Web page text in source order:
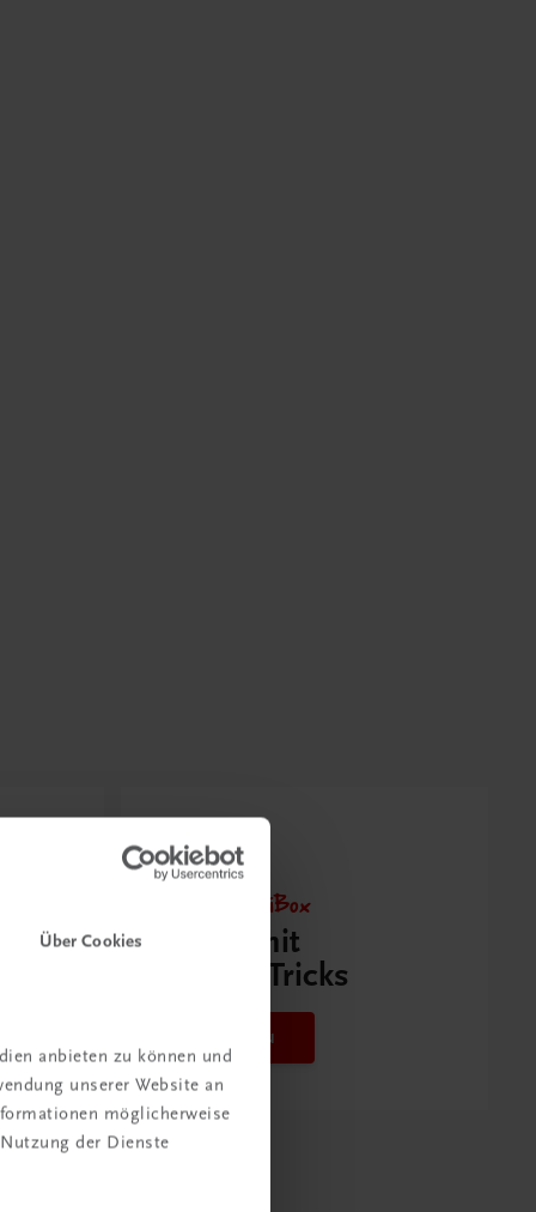
Über Cookies
anbieten zu können und
unserer Website an
möglicherweise
der Dienste
Neu zur DigiBox
Videos mit
Tipps & Tricks
Mehr dazu